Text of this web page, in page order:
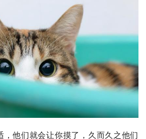
，他们就会让你摸了，久而久之他们